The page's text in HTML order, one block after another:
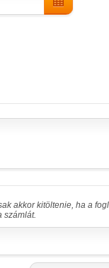
akkor kitöltenie, ha a
számlát.